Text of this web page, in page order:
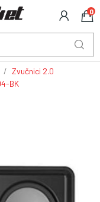
0
Zvučnici 2.0
BK